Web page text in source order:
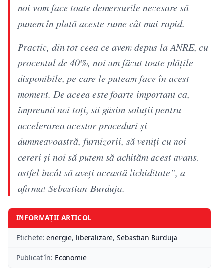
noi vom face toate demersurile necesare să
punem în plată aceste sume cât mai rapid.
Practic, din tot ceea ce avem depus la ANRE, cu
procentul de 40%, noi am făcut toate plăţile
disponibile, pe care le puteam face în acest
moment. De aceea este foarte important ca,
împreună noi toţi, să găsim soluţii pentru
accelerarea acestor proceduri şi
dumneavoastră, furnizorii, să veniţi cu noi
cereri şi noi să putem să achităm acest avans,
astfel încât să aveţi această lichiditate”, a
afirmat Sebastian Burduja.
INFORMAȚII ARTICOL
Etichete: energie, liberalizare, Sebastian Burduja
Publicat în: Economie